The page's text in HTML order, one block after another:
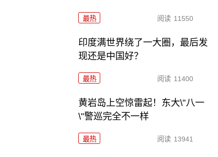
最热 阅读 11550
印度满世界绕了一大圈，最后发
现还是中国好？
最热 阅读 11400
黄岩岛上空惊雷起！东大\"八一
\"警巡完全不一样
最热 阅读 13941